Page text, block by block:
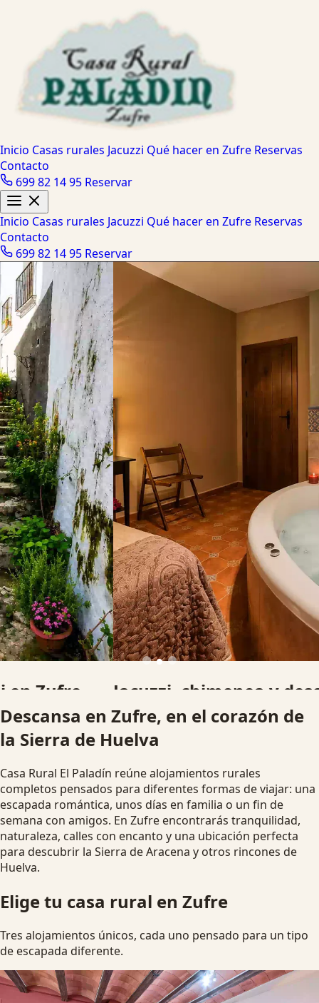
Inicio Casas rurales Jacuzzi Qué hacer en Zufre Reservas
Contacto
699 82 14 95 Reservar
Inicio Casas rurales Jacuzzi Qué hacer en Zufre Reservas
Contacto
699 82 14 95 Reservar
Jacuzzi, chimenea y desconexión
Alojamientos pensados para parejas, familias y grupos que
buscan una escapada rural diferente.
Ver disponibilidadEscapada romántica
Descansa en Zufre, en el corazón de
la Sierra de Huelva
Casa Rural El Paladín reúne alojamientos rurales
completos pensados para diferentes formas de viajar: una
escapada romántica, unos días en familia o un fin de
semana con amigos. En Zufre encontrarás tranquilidad,
naturaleza, calles con encanto y una ubicación perfecta
para descubrir la Sierra de Aracena y otros rincones de
Huelva.
Elige tu casa rural en Zufre
Tres alojamientos únicos, cada uno pensado para un tipo
de escapada diferente.